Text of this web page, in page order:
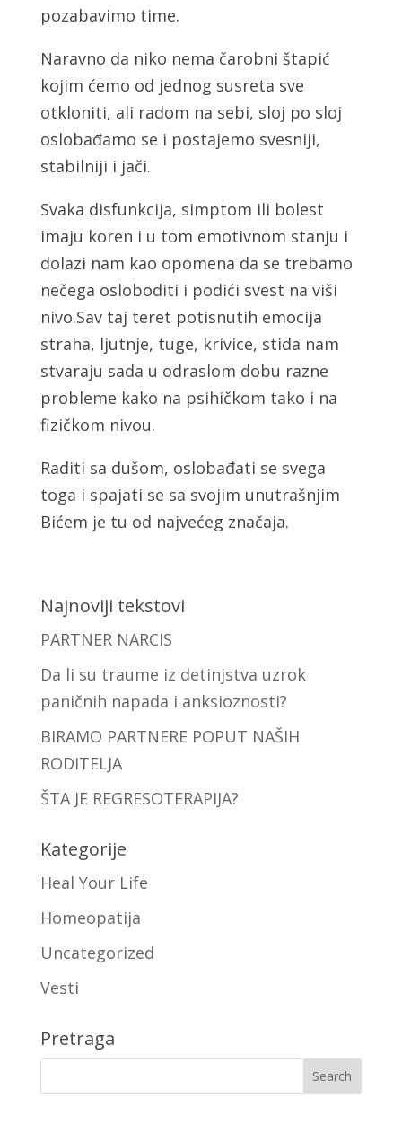
pozabavimo time.
Naravno da niko nema čarobni štapić
kojim ćemo od jednog susreta sve
otkloniti, ali radom na sebi, sloj po sloj
oslobađamo se i postajemo svesniji,
stabilniji i jači.
Svaka disfunkcija, simptom ili bolest
imaju koren i u tom emotivnom stanju i
dolazi nam kao opomena da se trebamo
nečega osloboditi i podići svest na viši
nivo.Sav taj teret potisnutih emocija
straha, ljutnje, tuge, krivice, stida nam
stvaraju sada u odraslom dobu razne
probleme kako na psihičkom tako i na
fizičkom nivou.
Raditi sa dušom, oslobađati se svega
toga i spajati se sa svojim unutrašnjim
Bićem je tu od najvećeg značaja.
Najnoviji tekstovi
PARTNER NARCIS
Da li su traume iz detinjstva uzrok
paničnih napada i anksioznosti?
BIRAMO PARTNERE POPUT NAŠIH
RODITELJA
ŠTA JE REGRESOTERAPIJA?
Kategorije
Heal Your Life
Homeopatija
Uncategorized
Vesti
Pretraga